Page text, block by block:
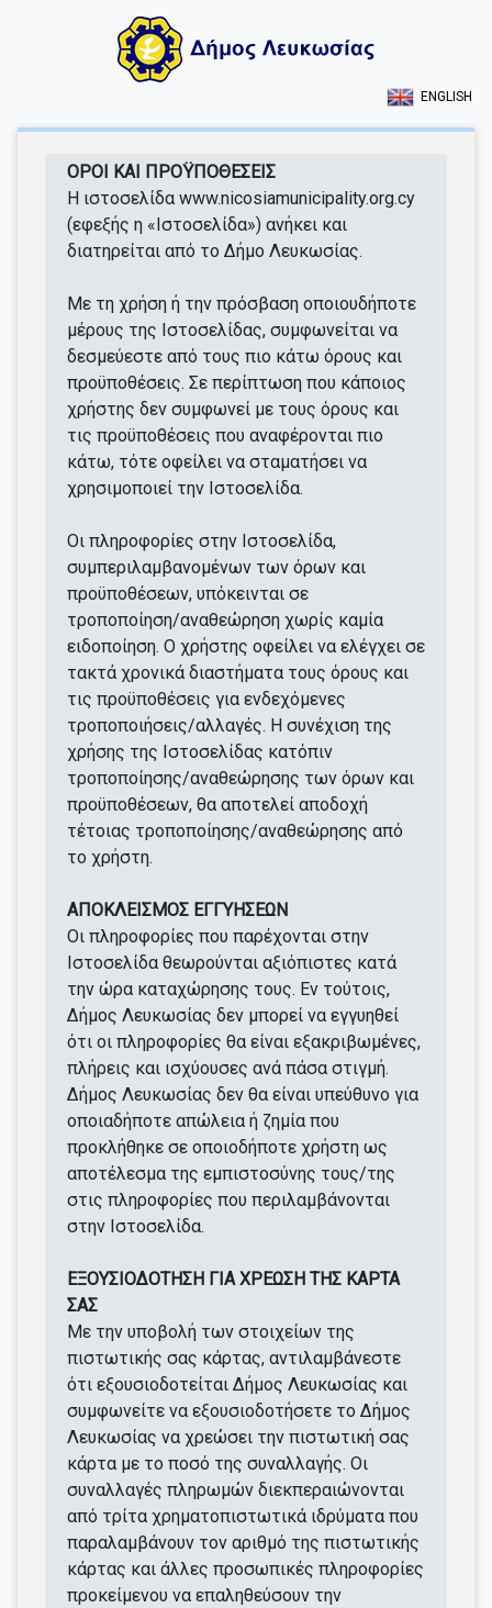
ENGLISH
ΟΡΟΙ ΚΑΙ ΠΡΟΫΠΟΘΕΣΕΙΣ
Η ιστοσελίδα www.nicosiamunicipality.org.cy
(εφεξής η «Ιστοσελίδα») ανήκει και
διατηρείται από το Δήμο Λευκωσίας.
Με τη χρήση ή την πρόσβαση οποιουδήποτε
μέρους της Ιστοσελίδας, συμφωνείται να
δεσμεύεστε από τους πιο κάτω όρους και
προϋποθέσεις. Σε περίπτωση που κάποιος
χρήστης δεν συμφωνεί με τους όρους και
τις προϋποθέσεις που αναφέρονται πιο
κάτω, τότε οφείλει να σταματήσει να
χρησιμοποιεί την Ιστοσελίδα.
Οι πληροφορίες στην Ιστοσελίδα,
συμπεριλαμβανομένων των όρων και
προϋποθέσεων, υπόκεινται σε
τροποποίηση/αναθεώρηση χωρίς καμία
ειδοποίηση. Ο χρήστης οφείλει να ελέγχει σε
τακτά χρονικά διαστήματα τους όρους και
τις προϋποθέσεις για ενδεχόμενες
τροποποιήσεις/αλλαγές. Η συνέχιση της
χρήσης της Ιστοσελίδας κατόπιν
τροποποίησης/αναθεώρησης των όρων και
προϋποθέσεων, θα αποτελεί αποδοχή
τέτοιας τροποποίησης/αναθεώρησης από
το χρήστη.
ΑΠΟΚΛΕΙΣΜΟΣ ΕΓΓΥΗΣΕΩΝ
Οι πληροφορίες που παρέχονται στην
Ιστοσελίδα θεωρούνται αξιόπιστες κατά
την ώρα καταχώρησης τους. Εν τούτοις,
Δήμος Λευκωσίας δεν μπορεί να εγγυηθεί
ότι οι πληροφορίες θα είναι εξακριβωμένες,
πλήρεις και ισχύουσες ανά πάσα στιγμή.
Δήμος Λευκωσίας δεν θα είναι υπεύθυνο για
οποιαδήποτε απώλεια ή ζημία που
προκλήθηκε σε οποιοδήποτε χρήστη ως
αποτέλεσμα της εμπιστοσύνης τους/της
στις πληροφορίες που περιλαμβάνονται
στην Ιστοσελίδα.
ΕΞΟΥΣΙΟΔΟΤΗΣΗ ΓΙΑ ΧΡΕΩΣΗ ΤΗΣ ΚΑΡΤΑ
ΣΑΣ
Με την υποβολή των στοιχείων της
πιστωτικής σας κάρτας, αντιλαμβάνεστε
ότι εξουσιοδοτείται Δήμος Λευκωσίας και
συμφωνείτε να εξουσιοδοτήσετε το Δήμος
Λευκωσίας να χρεώσει την πιστωτική σας
κάρτα με το ποσό της συναλλαγής. Οι
συναλλαγές πληρωμών διεκπεραιώνονται
από τρίτα χρηματοπιστωτικά ιδρύματα που
παραλαμβάνουν τον αριθμό της πιστωτικής
κάρτας και άλλες προσωπικές πληροφορίες
προκείμενου να επαληθεύσουν την